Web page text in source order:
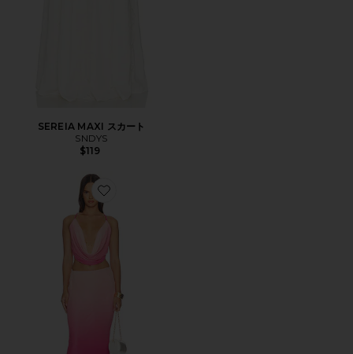
SEREIA MAXI スカート
SNDYS
$119
Favorite INESSA スカートセット